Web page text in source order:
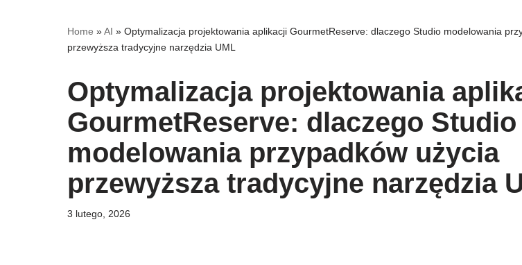
Home »AI » Optymalizacja projektowania aplikacji GourmetReserve: dlaczego Studio modelowania
przewyższa tradycyjne narzędzia UML
Optymalizacja projektowania
GourmetReserve: dlaczego Studio
modelowania przypadków użycia
przewyższa tradycyjne narzędzia
3 lutego, 2026